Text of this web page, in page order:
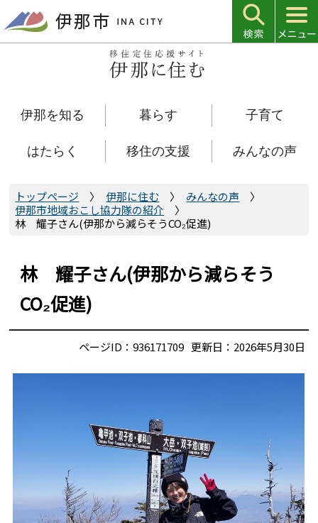
の
ペ
伊那を知る 暮らす 子育て
はたらく 移住の支援 みんなの声
トップページ 伊那に住む
みんなの声
伊那市地域おこし協力隊の紹介
林 耀子さん(伊那から減らそうCO₂促進)
林 耀子さん(伊那から減らそう
CO₂促進)
ページID：936171709 更新日：2026年5月30日